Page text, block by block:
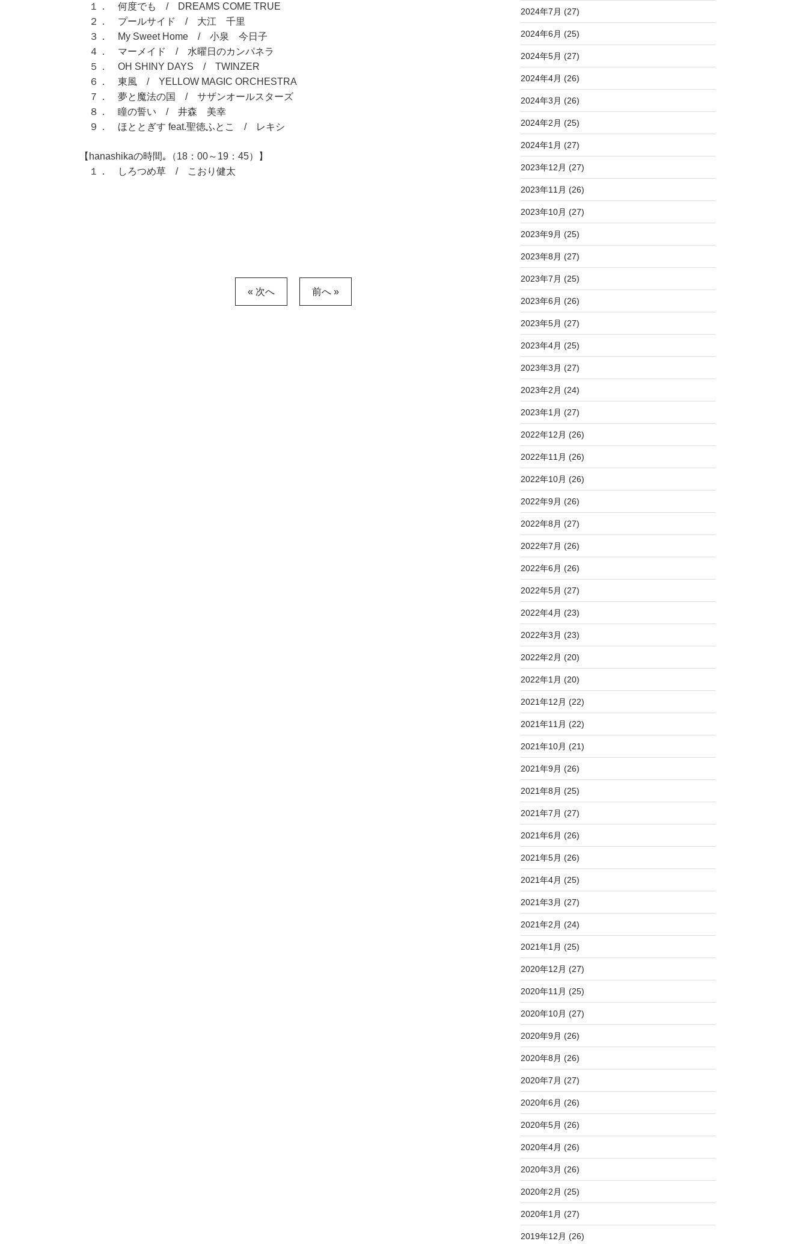
１． 何度でも / DREAMS COME TRUE
２． プールサイド / 大江 千里
３． My Sweet Home / 小泉 今日子
４． マーメイド / 水曜日のカンパネラ
５． OH SHINY DAYS / TWINZER
６． 東風 / YELLOW MAGIC ORCHESTRA
７． 夢と魔法の国 / サザンオールスターズ
８． 瞳の誓い / 井森 美幸
９． ほととぎす feat.聖徳ふとこ / レキシ
【hanashikaの時間｡（18：00～19：45）】
１． しろつめ草 / こおり健太
« 次へ 前へ »
2024年7月 (27)
2024年6月 (25)
2024年5月 (27)
2024年4月 (26)
2024年3月 (26)
2024年2月 (25)
2024年1月 (27)
2023年12月 (27)
2023年11月 (26)
2023年10月 (27)
2023年9月 (25)
2023年8月 (27)
2023年7月 (25)
2023年6月 (26)
2023年5月 (27)
2023年4月 (25)
2023年3月 (27)
2023年2月 (24)
2023年1月 (27)
2022年12月 (26)
2022年11月 (26)
2022年10月 (26)
2022年9月 (26)
2022年8月 (27)
2022年7月 (26)
2022年6月 (26)
2022年5月 (27)
2022年4月 (23)
2022年3月 (23)
2022年2月 (20)
2022年1月 (20)
2021年12月 (22)
2021年11月 (22)
2021年10月 (21)
2021年9月 (26)
2021年8月 (25)
2021年7月 (27)
2021年6月 (26)
2021年5月 (26)
2021年4月 (25)
2021年3月 (27)
2021年2月 (24)
2021年1月 (25)
2020年12月 (27)
2020年11月 (25)
2020年10月 (27)
2020年9月 (26)
2020年8月 (26)
2020年7月 (27)
2020年6月 (26)
2020年5月 (26)
2020年4月 (26)
2020年3月 (26)
2020年2月 (25)
2020年1月 (27)
2019年12月 (26)